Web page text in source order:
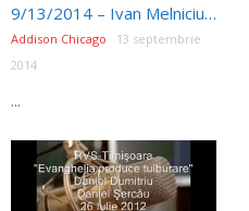
9/13/2014 – Ivan Melniciuc – Dragostea Tatului
Addison Chicago
13 septembrie
2014
...